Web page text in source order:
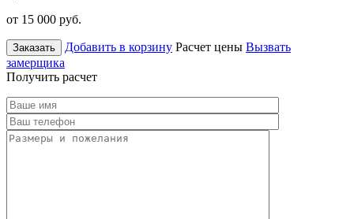
от 15 000 руб.
Заказать Добавить в корзину Расчет цены Вызвать
замерщика
Получить расчет